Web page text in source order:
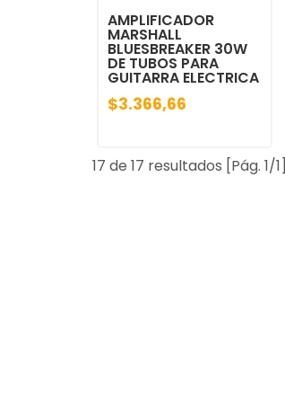
AMPLIFICADOR
MARSHALL
BLUESBREAKER 30W
DE TUBOS PARA
GUITARRA ELECTRICA
$3.366,66
17 de 17 resultados [Pág. 1/1]